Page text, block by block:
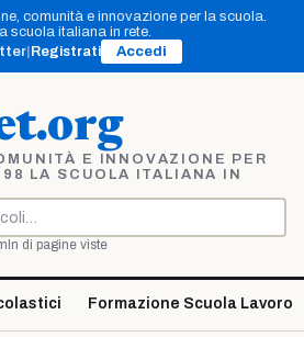
comunità e innovazione per la scuola.
scuola italiana in rete.
Registrati Accedi
E INNOVAZIONE PER
LA SCUOLA ITALIANA IN
di pagine viste
Formazione Scuola Lavoro